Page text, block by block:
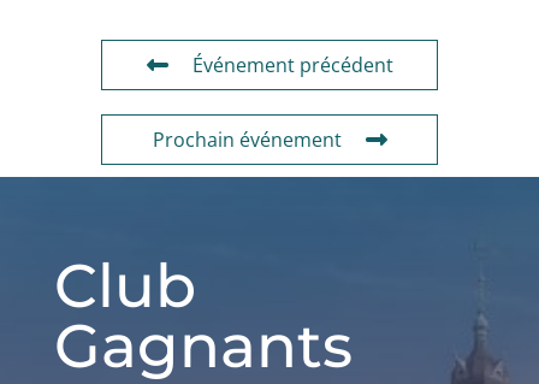
Événement précédent
Prochain événement
Club
Gagnants